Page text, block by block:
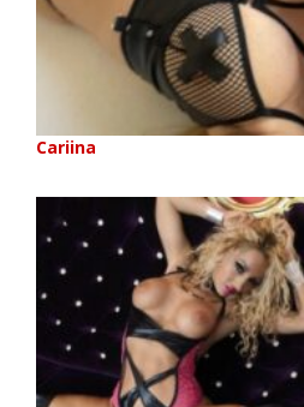
Cariina